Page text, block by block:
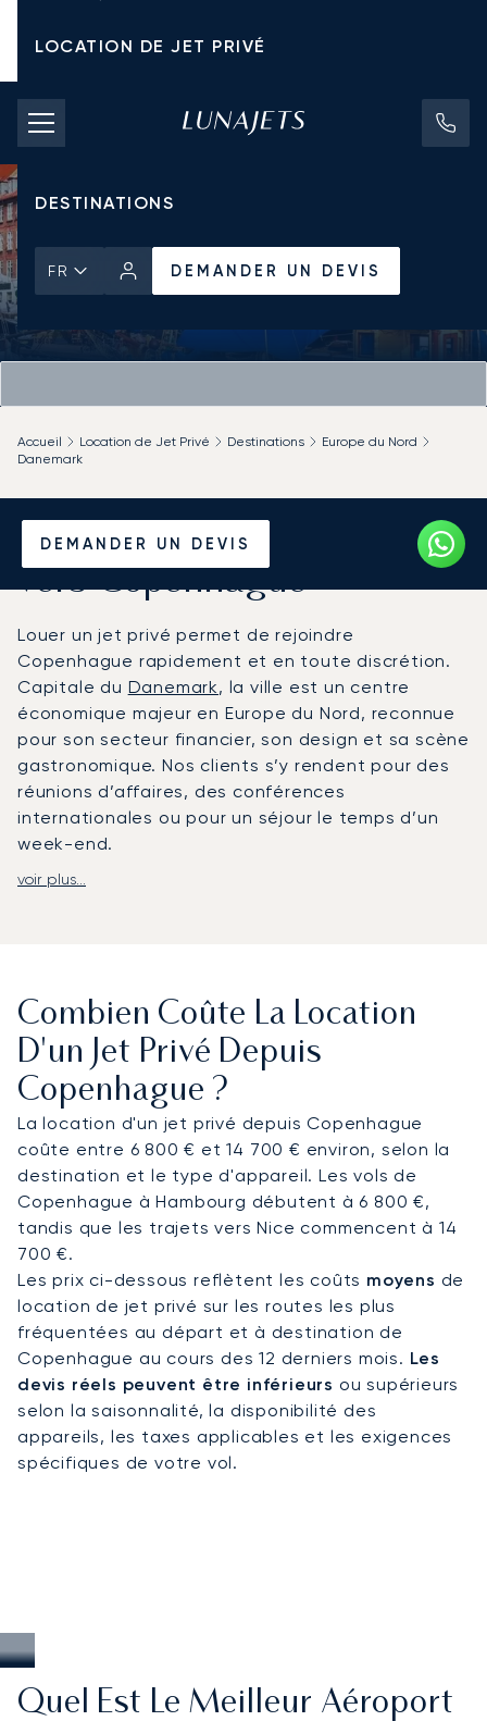
LOCATION DE JET PRIVÉ
TARIFS D'AFFRÈTEMENT
JETS PRIVÉS
DESTINATIONS
FR DEMANDER UN DEVIS
DEMANDER UN DEVIS
Accueil Location de Jet Privé Destinations
Europe du Nord
Danemark
Louer un Jet Privé depuis et
vers Copenhague
Louer un jet privé permet de rejoindre
Copenhague rapidement et en toute discrétion.
Capitale du Danemark, la ville est un centre
économique majeur en Europe du Nord, reconnue
pour son secteur financier, son design et sa scène
gastronomique. Nos clients s’y rendent pour des
réunions d’affaires, des conférences
internationales ou pour un séjour le temps d’un
week-end.
LunaJets organise des vols depuis et vers
rejoindre les quartiers d’affaires, les hôtels du
centre ou des lieux culturels comme le Théâtre
Royal Danois.
Nous organisons régulièrement des vols vers le
Danemark et connaissons les contraintes liées
aux périodes de forte activité, notamment lors de
grands congrès et salons organisés au Bella
Center. Notre équipe vous accompagne dans
l’organisation de votre vol vers Copenhague, qu’il
s’agisse d’un déplacement professionnel ou d’un
séjour privé.
voir plus...
Combien Coûte La Location
D'un Jet Privé Depuis
Copenhague ?
La location d'un jet privé depuis Copenhague
coûte entre 6 800 € et 14 700 € environ, selon la
destination et le type d'appareil. Les vols de
Copenhague à Hambourg débutent à 6 800 €,
tandis que les trajets vers Nice commencent à 14
700 €.
Les prix ci-dessous reflètent les coûts moyens de
location de jet privé sur les routes les plus
fréquentées au départ et à destination de
Copenhague au cours des 12 derniers mois. Les
devis réels peuvent être inférieurs ou supérieurs
selon la saisonnalité, la disponibilité des
appareils, les taxes applicables et les exigences
spécifiques de votre vol.
Quel Est Le Meilleur Aéroport